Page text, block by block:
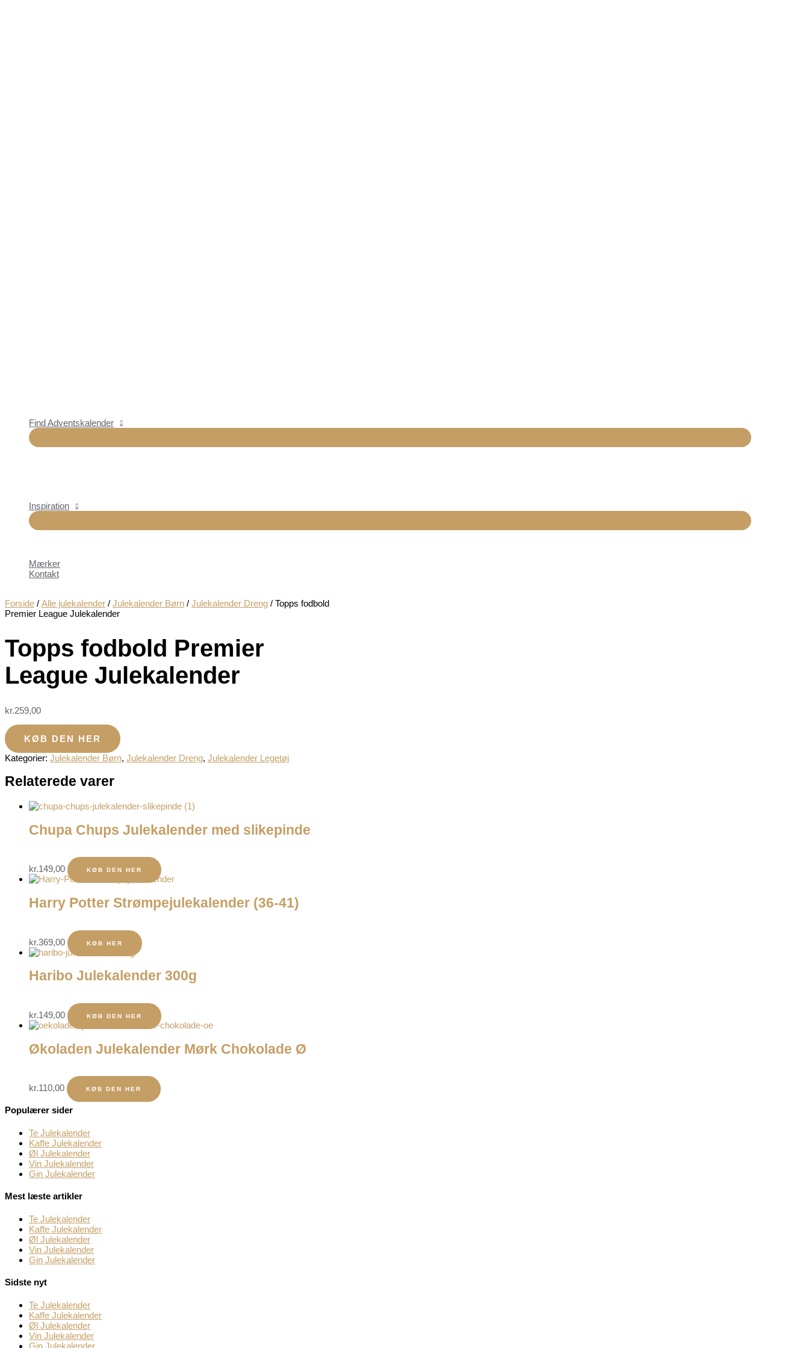
Find Adventskalender
Inspiration
Mærker
Kontakt
Forside / Alle julekalender / Julekalender Børn / Julekalender Dreng / Topps fodbold
Premier League Julekalender
Topps fodbold Premier
League Julekalender
kr.259,00
KØB DEN HER
Kategorier: Julekalender Børn, Julekalender Dreng, Julekalender Legetøj
Relaterede varer
Chupa Chups Julekalender med slikepinde
kr.149,00 KØB DEN HER
Harry Potter Strømpejulekalender (36-41)
kr.369,00 KØB HER
Haribo Julekalender 300g
kr.149,00 KØB DEN HER
Økoladen Julekalender Mørk Chokolade Ø
kr.110,00 KØB DEN HER
Populærer sider
Te Julekalender
Kaffe Julekalender
Øl Julekalender
Vin Julekalender
Gin Julekalender
Mest læste artikler
Te Julekalender
Kaffe Julekalender
Øl Julekalender
Vin Julekalender
Gin Julekalender
Sidste nyt
Te Julekalender
Kaffe Julekalender
Øl Julekalender
Vin Julekalender
Gin Julekalender